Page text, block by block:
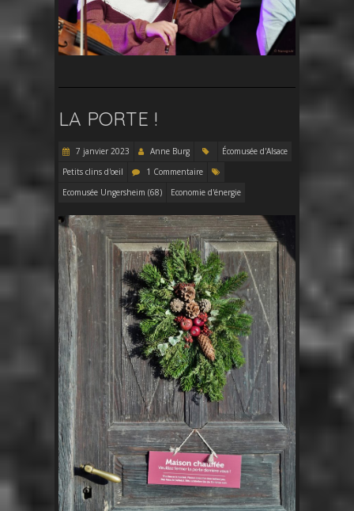
LA PORTE !
7 janvier 2023 Anne Burg
Écomusée d'Alsace
Petits clins d'oeil
1 Commentaire
Ecomusée Ungersheim (68)
Economie d'énergie